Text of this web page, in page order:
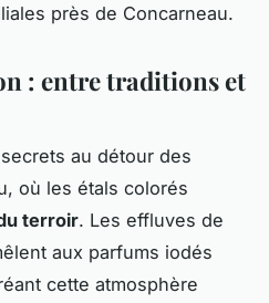
près de Concarneau.
: entre traditions et
au détour des
où les étals colorés
terroir. Les effluves de
aux parfums iodés
cette atmosphère